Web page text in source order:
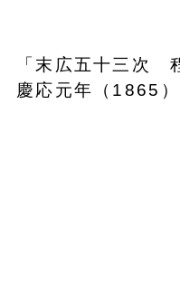
「末広五十三次
慶応元年（1865